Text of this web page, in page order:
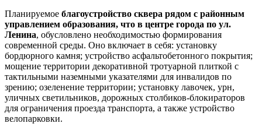
Планируемое благоустройство сквера рядом с районным
управлением образования, что в центре города по ул.
Ленина, обусловлено необходимостью формирования
современной среды. Оно включает в себя: установку
бордюрного камня; устройство асфальтобетонного покрытия;
мощение территории декоративной тротуарной плиткой с
тактильными наземными указателями для инвалидов по
зрению; озеленение территории; установку лавочек, урн,
уличных светильников, дорожных столбиков-блокираторов
для ограничения проезда транспорта, а также устройство
велопарковки.